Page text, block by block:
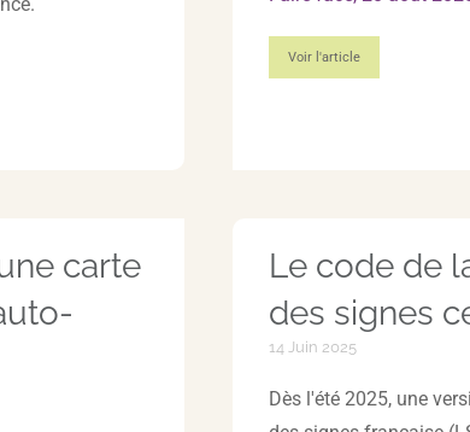
Voir l'article
carte
Le code de
des signes
14 Juin 2025
Dès l'été 2025, une